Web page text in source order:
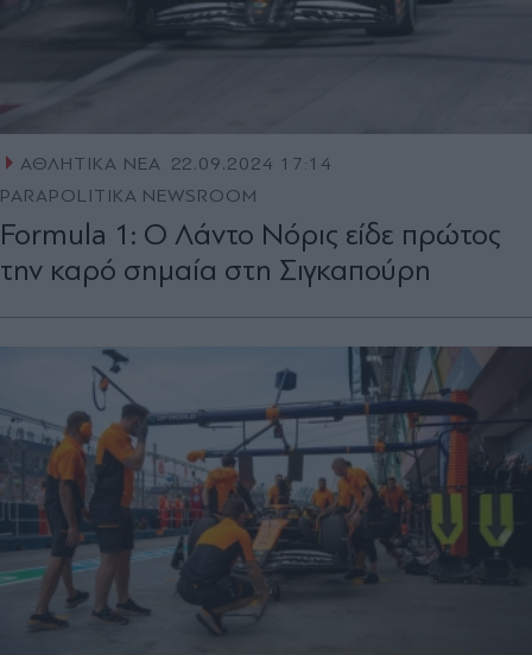
ΑΘΛΗΤΙΚΑ ΝΕΑ 22.09.2024 17:14
PARAPOLITIKA NEWSROOM
Formula 1: Ο Λάντο Νόρις είδε πρώτος
την καρό σημαία στη Σιγκαπούρη